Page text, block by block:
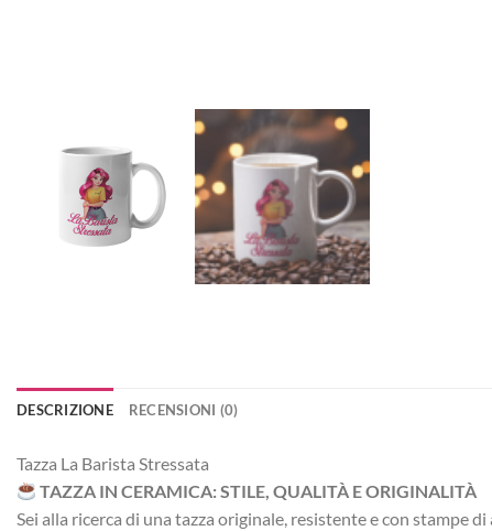
DESCRIZIONE RECENSIONI (0)
Tazza La Barista Stressata
TAZZA IN CERAMICA: STILE, QUALITÀ E ORIGINALITÀ
Sei alla ricerca di una tazza originale, resistente e con stampe